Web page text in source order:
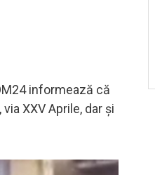
informează că
XXV Aprile, dar și